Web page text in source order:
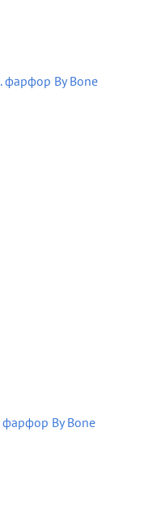
фарфор By Bone
фарфор By Bone